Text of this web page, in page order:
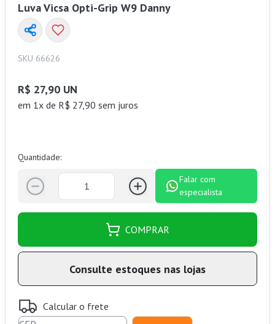
Luva Vicsa Opti-Grip W9 Danny
SKU 66626
R$ 27,90 UN
em 1x de R$ 27,90 sem juros
Quantidade:
Falar com
especialista
COMPRAR
Consulte estoques nas lojas
Calcular o frete